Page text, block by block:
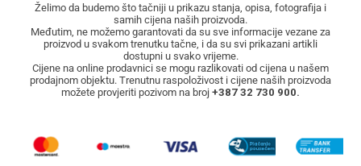
Želimo da budemo što tačniji u prikazu stanja, opisa, fotografija i
samih cijena naših proizvoda.
Međutim, ne možemo garantovati da su sve informacije vezane za
proizvod u svakom trenutku tačne, i da su svi prikazani artikli
dostupni u svako vrijeme.
Cijene na online prodavnici se mogu razlikovati od cijena u našem
prodajnom objektu. Trenutnu raspoloživost i cijene naših proizvoda
možete provjeriti pozivom na broj +387 32 730 900.